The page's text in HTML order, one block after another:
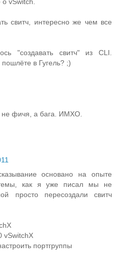
свитч, интересно же чем все
"создавать свитч" из CLI.
в Гугель? ;)
не фичя, а бага. ИМХО.
основано на опыте
как я уже писал мы не
просто пересоздали свитч
vSwitchX
портгруппы